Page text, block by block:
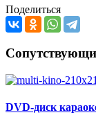
Поделиться
DVD-диск